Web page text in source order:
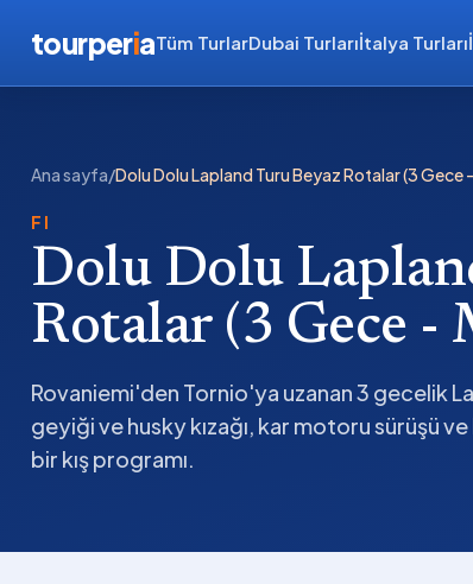
tourperiaTüm TurlarDubai Turlarıİtalya Turları
Ana sayfa/Dolu Dolu Lapland Turu Beyaz Rotalar (3
FI
Dolu Dolu
Rotalar (3 Gece
Rovaniemi'den Tornio'ya uzanan 3 gecelik
geyiği ve husky kızağı, kar motoru sürüşü ve
bir kış programı.